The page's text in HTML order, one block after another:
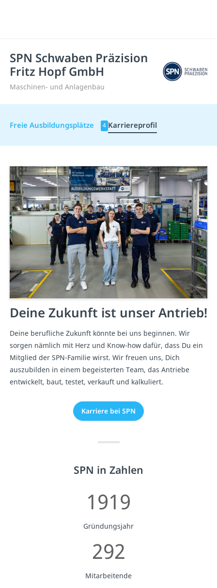
SPN Schwaben Präzision
Fritz Hopf GmbH
Maschinen- und Anlagenbau
Freie Ausbildungsplätze 4 Karriereprofil
Deine Zukunft ist unser Antrieb!
Deine berufliche Zukunft könnte bei uns beginnen. Wir
sorgen nämlich mit Herz und Know-how dafür, dass Du ein
Mitglied der SPN-Familie wirst. Wir freuen uns, Dich
auszubilden in einem begeisterten Team, das Antriebe
entwickelt, baut, testet, verkauft und kalkuliert.
Karriere bei SPN
SPN in Zahlen
1919
Gründungsjahr
292
Mitarbeitende